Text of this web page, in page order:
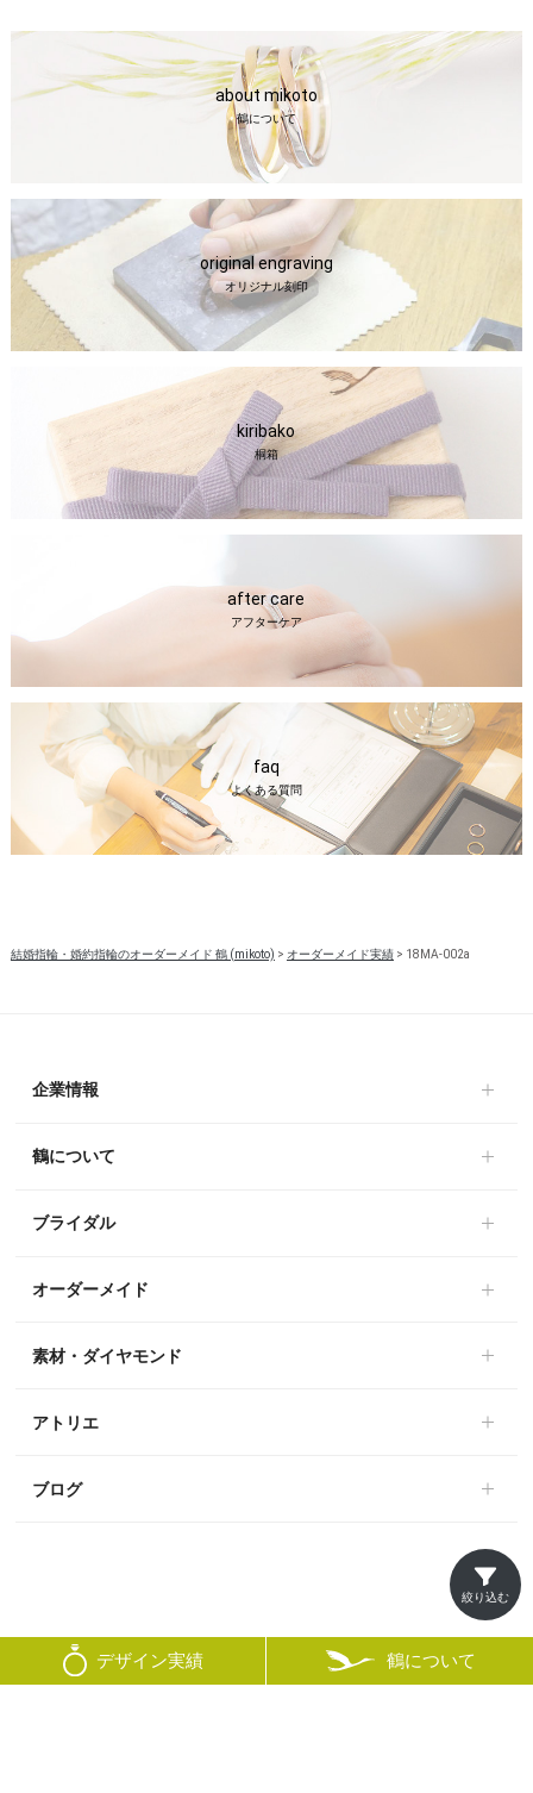
デザイン実績 鶴について
絞り込む
about mikoto
鶴について
original engraving
オリジナル刻印
kiribako
桐箱
after care
アフターケア
faq
よくある質問
結婚指輪・婚約指輪のオーダーメイド 鶴 (mikoto) > オーダーメイド実績> 18MA-002a
企業情報
鶴について
ブライダル
オーダーメイド
素材・ダイヤモンド
アトリエ
ブログ